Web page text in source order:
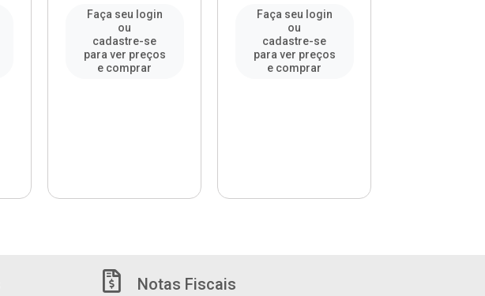
Faça seu login
ou
cadastre-se
para ver preços
e comprar
Faça seu login
ou
cadastre-se
para ver preços
e comprar
Notas Fiscais